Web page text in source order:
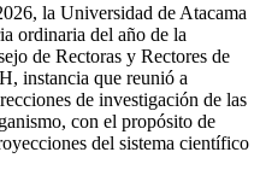
la Universidad de Atacama
ordinaria del año de la
de Rectoras y Rectores de
instancia que reunió a
de investigación de las
con el propósito de
del sistema científico